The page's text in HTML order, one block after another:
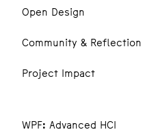
Open Design
Community & Reflection
Project Impact
WPF: Advanced HCI